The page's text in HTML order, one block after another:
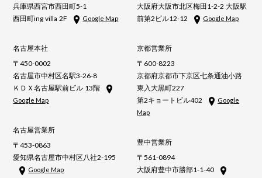
兵庫県西宮市西田町5-1
西田町ing villa 2F
Google Map
名古屋本社
〒450-0002
名古屋市中村区名駅3-26-8
ＫＤＸ名古屋駅前ビル 13階
Google Map
名古屋営業所
〒453-0863
愛知県名古屋市中村区八社2-195
Google Map
大阪府大阪市北区梅田1-2-2 大阪駅
前第2ビル12-12
Google Map
京都営業所
〒600-8223
京都府京都市下京区七条通油小路
東入大黒町227
第2キョートビル402
Google
Map
豊中営業所
〒561-0894
大阪府豊中市勝部1-1-40